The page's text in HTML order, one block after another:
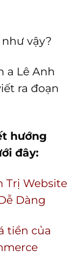
vậy?
a Lê Anh
ra đoạn
hướng
đây:
Trị Website
Dàng
tiền của